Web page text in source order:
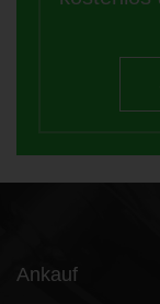
Ankauf